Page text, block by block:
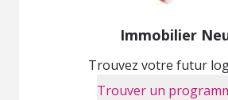
Immobilier
Trouvez votre futur
Trouver un